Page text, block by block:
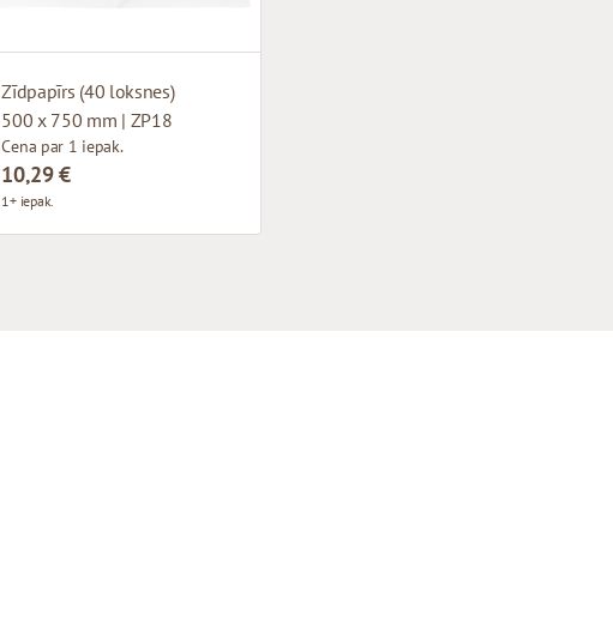
Zīdpapīrs (40 loksnes)
500 x 750 mm | ZP18
Cena par 1 iepak.
10,29 €
1+ iepak.